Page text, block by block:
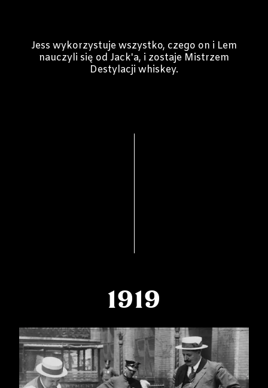
Jess wykorzystuje wszystko, czego on i Lem
nauczyli się od Jack'a, i zostaje Mistrzem
Destylacji whiskey.
1919